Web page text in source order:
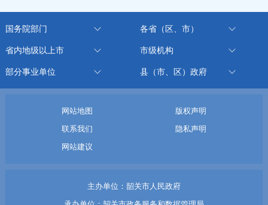
国务院部门 各省（区、市）
省内地级以上市 市级机构
部分事业单位 县（市、区）政府
网站地图
版权声明
联系我们
隐私声明
网站建议
主办单位：韶关市人民政府